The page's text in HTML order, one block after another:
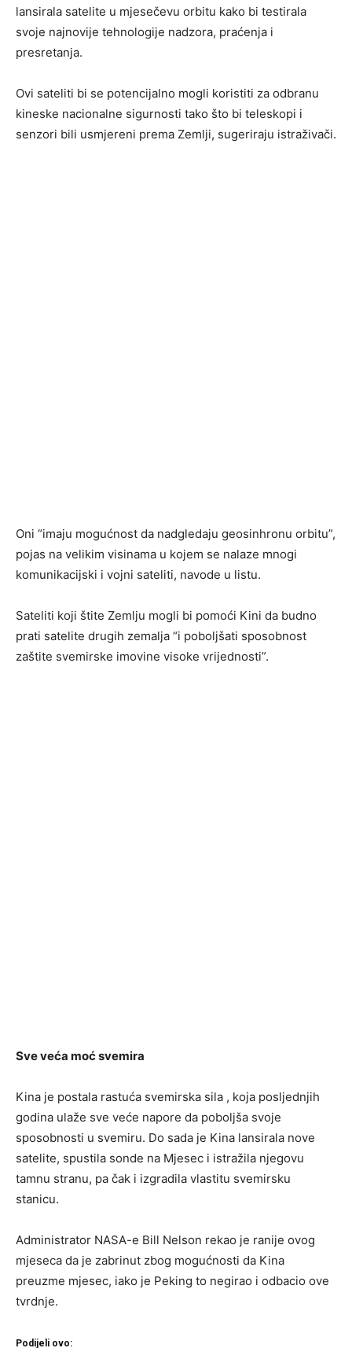
lansirala satelite u mjesečevu orbitu kako bi testirala
svoje najnovije tehnologije nadzora, praćenja i
presretanja.
Ovi sateliti bi se potencijalno mogli koristiti za odbranu
kineske nacionalne sigurnosti tako što bi teleskopi i
senzori bili usmjereni prema Zemlji, sugeriraju istraživači.
Oni “imaju mogućnost da nadgledaju geosinhronu orbitu”,
pojas na velikim visinama u kojem se nalaze mnogi
komunikacijski i vojni sateliti, navode u listu.
Sateliti koji štite Zemlju mogli bi pomoći Kini da budno
prati satelite drugih zemalja “i poboljšati sposobnost
zaštite svemirske imovine visoke vrijednosti”.
Sve veća moć svemira
Kina je postala rastuća svemirska sila , koja posljednjih
godina ulaže sve veće napore da poboljša svoje
sposobnosti u svemiru. Do sada je Kina lansirala nove
satelite, spustila sonde na Mjesec i istražila njegovu
tamnu stranu, pa čak i izgradila vlastitu svemirsku
stanicu.
Administrator NASA-e Bill Nelson rekao je ranije ovog
mjeseca da je zabrinut zbog mogućnosti da Kina
preuzme mjesec, iako je Peking to negirao i odbacio ove
tvrdnje.
Podijeli ovo: